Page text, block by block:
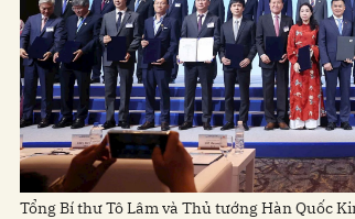
Tổng Bí thư Tô Lâm và Thủ tướng Hàn Quốc